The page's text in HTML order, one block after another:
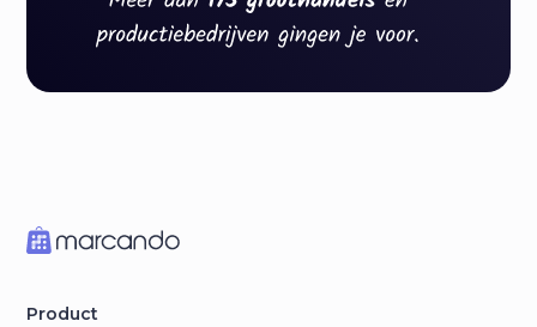
Product